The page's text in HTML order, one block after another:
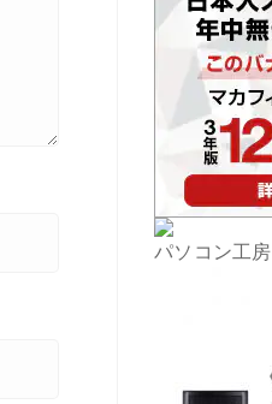
パソコン工房